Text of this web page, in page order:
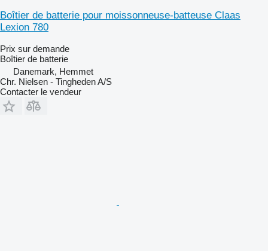
Boîtier de batterie pour moissonneuse-batteuse Claas
Lexion 780
Prix sur demande
Boîtier de batterie
Danemark, Hemmet
Chr. Nielsen - Tingheden A/S
Contacter le vendeur